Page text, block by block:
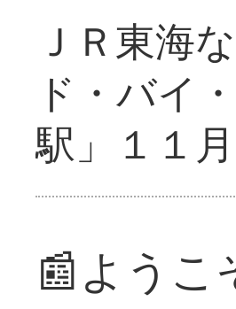
ＪＲ東海
ド・バイ
駅」１１
📰ようこ